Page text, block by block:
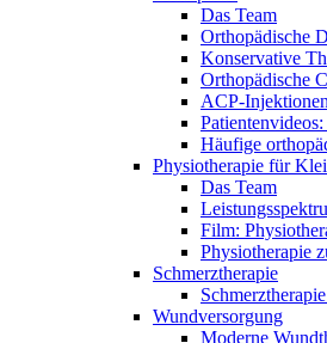
Das Team
Orthopädische
Konservative
Orthopädische
ACP-Injektionen
Häufige
Physiotherapie für
Das Team
Film:
Physiotherapie
Schmerztherapie
Wundversorgung
Moderne